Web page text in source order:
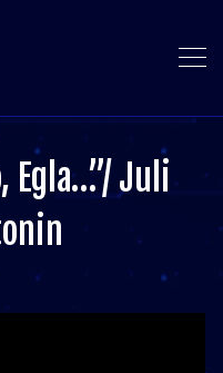
Egla…”/ Juli